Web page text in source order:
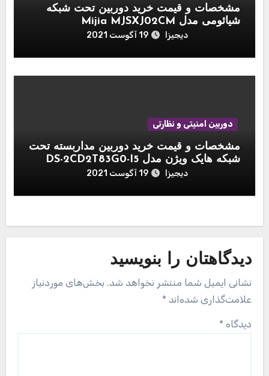
مشخصات و قیمت خرید دوربین تحت شبکه
شیائومی مدل Mijia MJSXJ02CM
دیجیزا 19 آگوست 2021
دوربین امنیتی و نظارتی
مشخصات و قیمت خرید دوربین مداربسته تحت
شبکه هایک ویژن مدل DS-2CD2T83G0-I5
دیجیزا 19 آگوست 2021
دیدگاهتان را بنویسید
نشانی ایمیل شما منتشر نخواهد شد. بخش‌های موردنیاز
علامت‌گذاری شده‌اند *
دیدگاه *